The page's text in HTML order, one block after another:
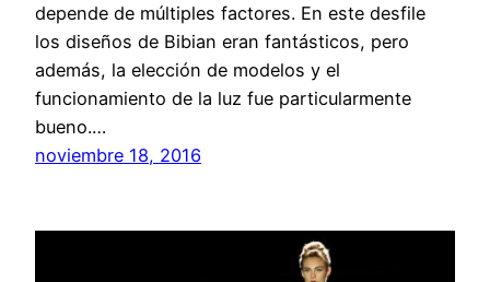
depende de múltiples factores. En este desfile
los diseños de Bibian eran fantásticos, pero
además, la elección de modelos y el
funcionamiento de la luz fue particularmente
bueno.…
noviembre 18, 2016